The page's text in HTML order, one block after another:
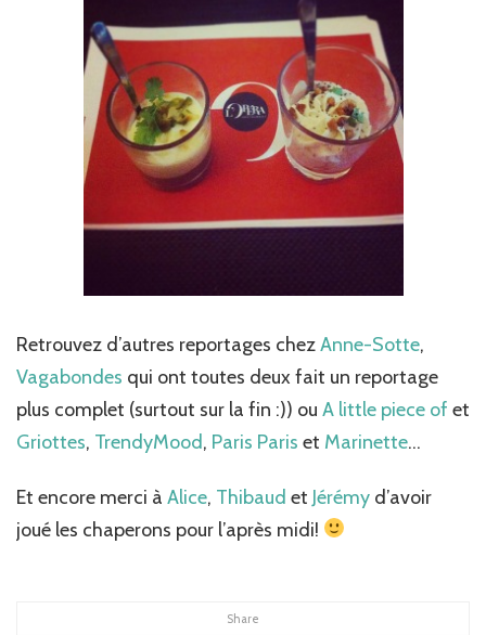
Share
Retrouvez d’autres reportages chezAnne-Sotte,
Vagabondes qui ont toutes deux fait un reportage
plus complet (surtout sur la fin :)) ou A little piece of et
Griottes, TrendyMood, Paris Paris et Marinette…
Et encore merci à Alice, Thibaud et Jérémy d’avoir
joué les chaperons pour l’après midi!